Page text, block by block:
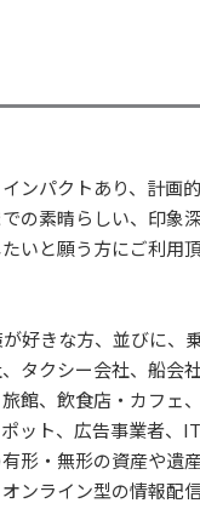
ンパクトあり、計画
の素晴らしい、印象
いと願う方にご利用
好きな方、並びに、
タクシー会社、船会社
館、飲食店・カフェ
ット、広告事業者、
形・無形の資産や遺
ンライン型の情報配